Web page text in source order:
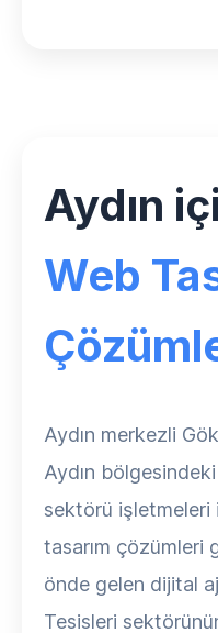
Aydın
Web
Aydın merkezli
Aydın
sektörü
tasarım çözümleri
önde gelen dijital
Tesisleri